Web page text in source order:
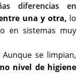
diferencias en
una y otra, lo
en sistemas muy
Aunque se limpian,
nivel de higiene